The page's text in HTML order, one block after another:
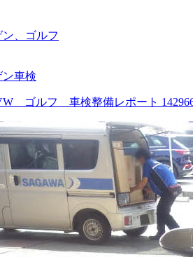
、ゴルフ
車検
ルフ 車検整備レポート 142966